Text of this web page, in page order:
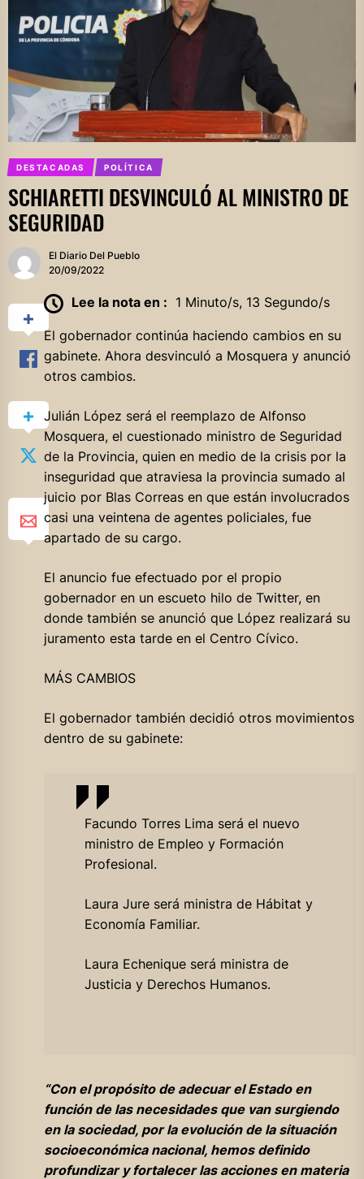
DESTACADAS POLÍTICA
SCHIARETTI DESVINCULÓ AL MINISTRO DE
SEGURIDAD
El Diario Del Pueblo
20/09/2022
Lee la nota en : 1 Minuto/s, 13 Segundo/s
El gobernador continúa haciendo cambios en su
gabinete. Ahora desvinculó a Mosquera y anunció
otros cambios.
Julián López será el reemplazo de Alfonso
Mosquera, el cuestionado ministro de Seguridad
de la Provincia, quien en medio de la crisis por la
inseguridad que atraviesa la provincia sumado al
juicio por Blas Correas en que están involucrados
casi una veintena de agentes policiales, fue
apartado de su cargo.
El anuncio fue efectuado por el propio
gobernador en un escueto hilo de Twitter, en
donde también se anunció que López realizará su
juramento esta tarde en el Centro Cívico.
MÁS CAMBIOS
El gobernador también decidió otros movimientos
dentro de su gabinete:
Facundo Torres Lima será el nuevo
ministro de Empleo y Formación
Profesional.
Laura Jure será ministra de Hábitat y
Economía Familiar.
Laura Echenique será ministra de
Justicia y Derechos Humanos.
“Con el propósito de adecuar el Estado en
función de las necesidades que van surgiendo
en la sociedad, por la evolución de la situación
socioeconómica nacional, hemos definido
profundizar y fortalecer las acciones en materia